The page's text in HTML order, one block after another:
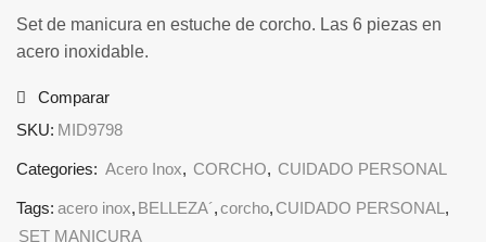
Set de manicura en estuche de corcho. Las 6 piezas en
acero inoxidable.
Comparar
SKU: MID9798
Categories: Acero Inox, CORCHO, CUIDADO PERSONAL
Tags: acero inox, BELLEZA´,corcho,CUIDADO PERSONAL ,
SET MANICURA